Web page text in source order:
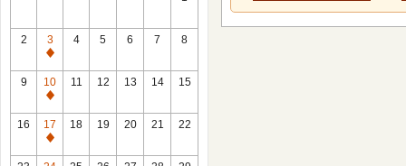
2
3
休
館
日
4 5 6 7 8
9
10
休
館
日
11 12 13 14 15
16
17
休
館
18 19 20 21 22